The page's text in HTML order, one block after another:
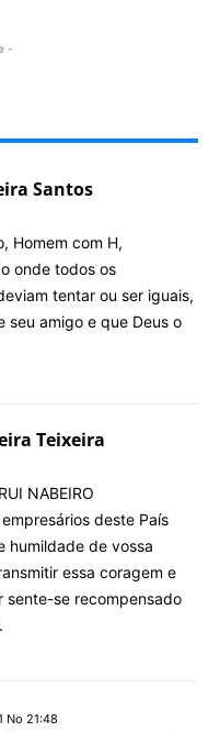
-
Santos
Homem com H,
onde todos os
tentar ou ser iguais,
seu amigo e que Deus o
Teixeira
NABEIRO
deste País
humildade de vossa
essa coragem e
sente-se recompensado
No 21:48